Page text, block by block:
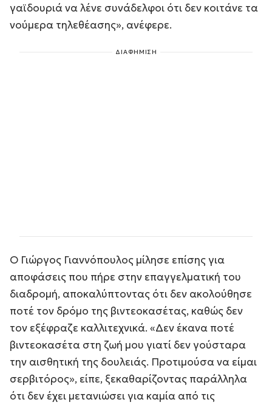
γαϊδουριά να λένε συνάδελφοι ότι δεν κοιτάνε τα
νούμερα τηλεθέασης», ανέφερε.
ΔΙΑΦΗΜΙΣΗ
Ο Γιώργος Γιαννόπουλος μίλησε επίσης για
αποφάσεις που πήρε στην επαγγελματική του
διαδρομή, αποκαλύπτοντας ότι δεν ακολούθησε
ποτέ τον δρόμο της βιντεοκασέτας, καθώς δεν
τον εξέφραζε καλλιτεχνικά. «Δεν έκανα ποτέ
βιντεοκασέτα στη ζωή μου γιατί δεν γούσταρα
την αισθητική της δουλειάς. Προτιμούσα να είμαι
σερβιτόρος», είπε, ξεκαθαρίζοντας παράλληλα
ότι δεν έχει μετανιώσει για καμία από τις